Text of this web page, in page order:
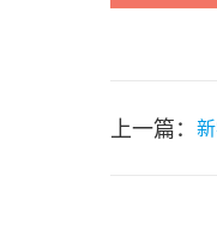
上一篇：